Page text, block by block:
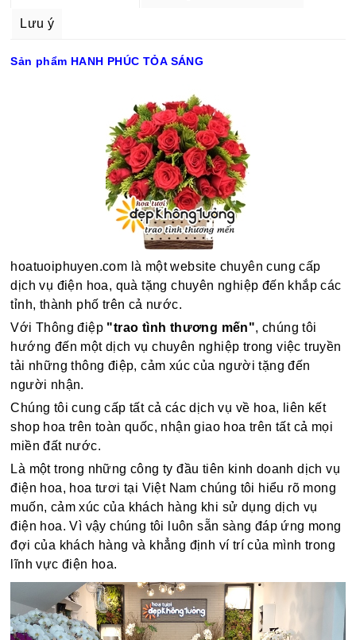
Lưu ý
Sản phẩm HANH PHÚC TỎA SÁNG
hoatuoiphuyen.com là một website chuyên cung cấp
dịch vụ điện hoa, quà tặng chuyên nghiệp đến khắp các
tỉnh, thành phố trên cả nước.
Với Thông điệp "trao tình thương mến", chúng tôi
hướng đến một dịch vụ chuyên nghiệp trong việc truyền
tải những thông điệp, cảm xúc của người tặng đến
người nhận.
Chúng tôi cung cấp tất cả các dịch vụ về hoa, liên kết
shop hoa trên toàn quốc, nhận giao hoa trên tất cả mọi
miền đất nước.
Là một trong những công ty đầu tiên kinh doanh dịch vụ
điện hoa, hoa tươi tại Việt Nam chúng tôi hiểu rõ mong
muốn, cảm xúc của khách hàng khi sử dụng dịch vụ
điện hoa. Vì vậy chúng tôi luôn sẵn sàng đáp ứng mong
đợi của khách hàng và khẳng định ví trí của mình trong
lĩnh vực điện hoa.